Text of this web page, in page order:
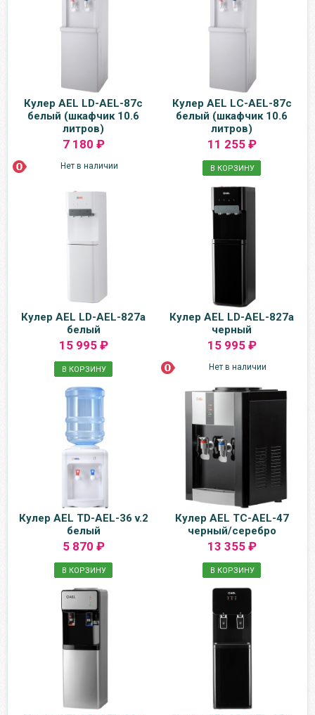
Кулер AEL LD-AEL-87c
белый (шкафчик 10.6
литров)
7 180 ₽
Нет в наличии
Кулер AEL LC-AEL-87c
белый (шкафчик 10.6
литров)
11 255 ₽
В КОРЗИНУ
Кулер AEL LD-AEL-827a
белый
15 995 ₽
В КОРЗИНУ
Кулер AEL LD-AEL-827a
черный
15 995 ₽
Нет в наличии
Кулер AEL TD-AEL-36 v.2
белый
5 870 ₽
В КОРЗИНУ
Кулер AEL TC-AEL-47
черный/серебро
13 355 ₽
В КОРЗИНУ